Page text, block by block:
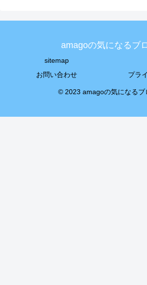
amagoの気になるブ
sitemap
お問い合わせ
プラ
© 2023 amagoの気になるブ